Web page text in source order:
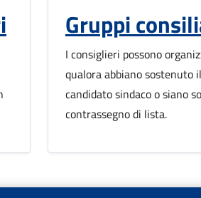
Gruppi
I consiglieri possono
qualora abbiano sostenuto
candidato sindaco o siano
contrassegno di lista.